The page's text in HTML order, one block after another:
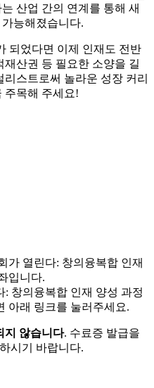
산업 간의 연계를 통해 새
능해졌습니다.
되었다면 이제 인재도 전반
산권 등 필요한 소양을 길
스트로써 놀라운 성장 커리
주목해 주세요!
가 열린다: 창의융복합 인재
입니다.
창의융복합 인재 양성 과정
아래 링크를 눌러주세요.
지 않습니다. 수료증 발급을
시기 바랍니다.